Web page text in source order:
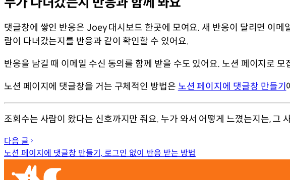
댓글창에 쌓인 반응은 Joey 대시보드 한곳에 모여요. 새 반응이 달리면 이
람이 다녀갔는지를 반응과 같이 확인할 수 있어요.
반응을 남길 때 이메일 수신 동의를 함께 받을 수도 있어요. 노션 페이지로
노션 페이지에 댓글창을 거는 구체적인 방법은 노션 페이지에 댓글창 만들기
조회수는 사람이 왔다는 신호까지만 줘요. 누가 와서 어떻게 느꼈는지는, 그
다음 글
노션 페이지에 댓글창 만들기, 로그인 없이 반응 받는 방법